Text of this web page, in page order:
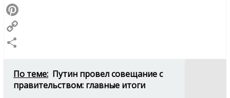
Telegram
Pinterest
Copy
По теме: Путин провел совещание с
правительством: главные итоги